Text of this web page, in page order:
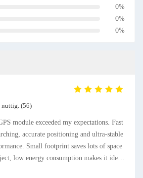
0%
0%
0%
nuttig. (56)
module exceeded my expectations. Fast
accurate positioning and ultra-stable
Small footprint saves lots of space
low energy consumption makes it ideal